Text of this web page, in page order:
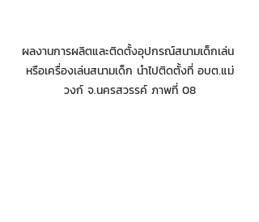
ผลงานการผลิตและติดตั้งอุปกรณ์สนามเด็กเล่น
หรือเครื่องเล่นสนามเด็ก นำไปติดตั้งที่ อบต.แม่
วงก์ จ.นครสวรรค์ ภาพที่ 08